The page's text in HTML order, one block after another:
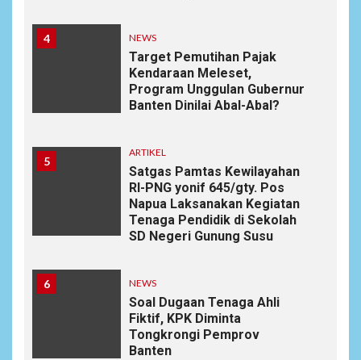
4 NEWS
Target Pemutihan Pajak
Kendaraan Meleset,
Program Unggulan Gubernur
Banten Dinilai Abal-Abal?
5
ARTIKEL
Satgas Pamtas Kewilayahan
RI-PNG yonif 645/gty. Pos
Napua Laksanakan Kegiatan
Tenaga Pendidik di Sekolah
SD Negeri Gunung Susu
6 NEWS
Soal Dugaan Tenaga Ahli
Fiktif, KPK Diminta
Tongkrongi Pemprov
Banten